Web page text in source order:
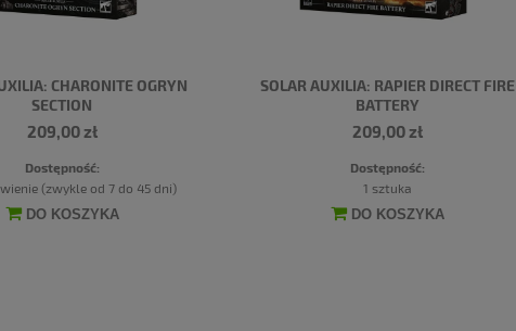
CHARONITE OGRYN
SECTION
209,00 zł
Dostępność:
(zwykle od 7 do 45 dni)
DO KOSZYKA
SOLAR AUXILIA: RAPIER DIRECT FIRE
BATTERY
209,00 zł
Dostępność:
1 sztuka
DO KOSZYKA